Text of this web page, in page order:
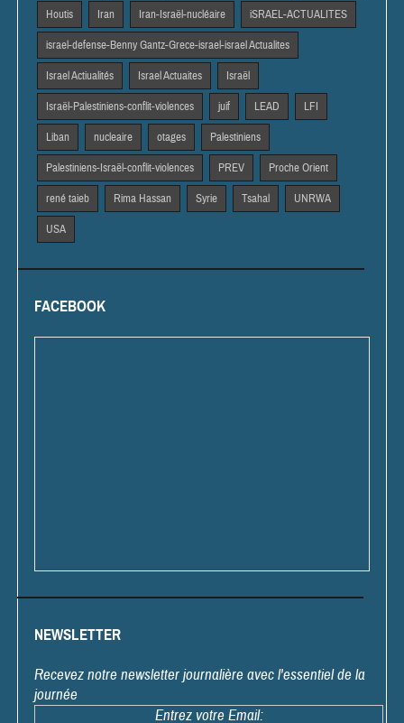
Houtis Iran Iran-Israël-nucléaire iSRAEL-ACTUALITES
israel-defense-Benny Gantz-Grece-israel-israel Actualites
Israel Actiualités Israel Actuaites Israël
Israël-Palestiniens-conflit-violences juif LEAD LFI
Liban nucleaire otages Palestiniens
Palestiniens-Israël-conflit-violences PREV Proche Orient
rené taieb Rima Hassan Syrie Tsahal UNRWA
USA
FACEBOOK
NEWSLETTER
Recevez notre newsletter journalière avec l'essentiel de la
journée
Entrez votre Email: